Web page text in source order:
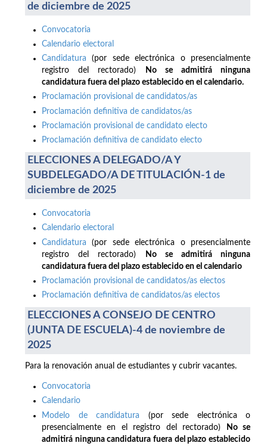
de diciembre de 2025
Convocatoria
Calendario electoral
Candidatura (por sede electrónica o presencialmente
registro del rectorado)
No se admitirá ninguna
candidatura fuera del plazo establecido en el calendario.
Proclamación provisional de candidatos/as
Proclamación definitiva de candidatos/as
Proclamación provisional de candidato electo
Proclamación definitiva de candidato electo
ELECCIONES A DELEGADO/A Y
SUBDELEGADO/A DE TITULACIÓN-1 de
diciembre de 2025
Convocatoria
Calendario electoral
Candidatura (por sede electrónica o presencialmente
registro del rectorado)
No se admitirá ninguna
candidatura fuera del plazo establecido en el calendario
Proclamación provisional de candidatos/as electos
Proclamación definitiva de candidatos/as electos
ELECCIONES A CONSEJO DE CENTRO
(JUNTA DE ESCUELA)-4 de noviembre de
2025
Para la renovación anual de estudiantes y cubrir vacantes.
Convocatoria
Calendario
Modelo de candidatura (por sede electrónica o
presencialmente en el registro del rectorado)
No se
admitirá ninguna candidatura fuera del plazo establecido